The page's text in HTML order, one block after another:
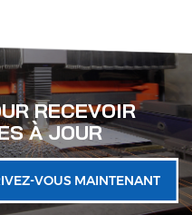
RECEVOIR
À JOUR